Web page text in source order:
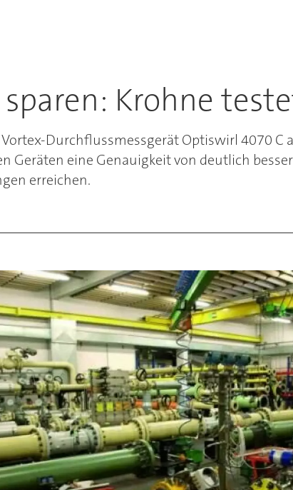
Krohne
Durchflussmessgerät Optiswirl 4070
Geräten eine Genauigkeit von deutlich
erreichen.